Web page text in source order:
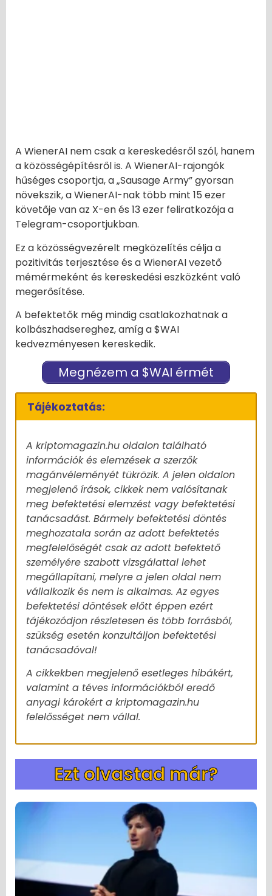
A WienerAI nem csak a kereskedésről szól, hanem
a közösségépítésről is. A WienerAI-rajongók
hűséges csoportja, a „Sausage Army” gyorsan
növekszik, a WienerAI-nak több mint 15 ezer
követője van az X-en és 13 ezer feliratkozója a
Telegram-csoportjukban.
Ez a közösségvezérelt megközelítés célja a
pozitivitás terjesztése és a WienerAI vezető
mémérmeként és kereskedési eszközként való
megerősítése.
A befektetők még mindig csatlakozhatnak a
kolbászhadsereghez, amíg a $WAI
kedvezményesen kereskedik.
Megnézem a $WAI érmét
Tájékoztatás:
A kriptomagazin.hu oldalon található
információk és elemzések a szerzők
magánvéleményét tükrözik. A jelen oldalon
megjelenő írások, cikkek nem valósítanak
meg befektetési elemzést vagy befektetési
tanácsadást. Bármely befektetési döntés
meghozatala során az adott befektetés
megfelelőségét csak az adott befektető
személyére szabott vizsgálattal lehet
megállapítani, melyre a jelen oldal nem
vállalkozik és nem is alkalmas. Az egyes
befektetési döntések előtt éppen ezért
tájékozódjon részletesen és több forrásból,
szükség esetén konzultáljon befektetési
tanácsadóval!
A cikkekben megjelenő esetleges hibákért,
valamint a téves információkból eredő
anyagi károkért a kriptomagazin.hu
felelősséget nem vállal.
Ezt olvastad már?